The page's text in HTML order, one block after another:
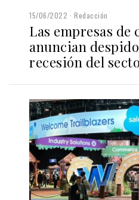
15/06/2022 Redacción
Las empresas
anuncian
recesión del